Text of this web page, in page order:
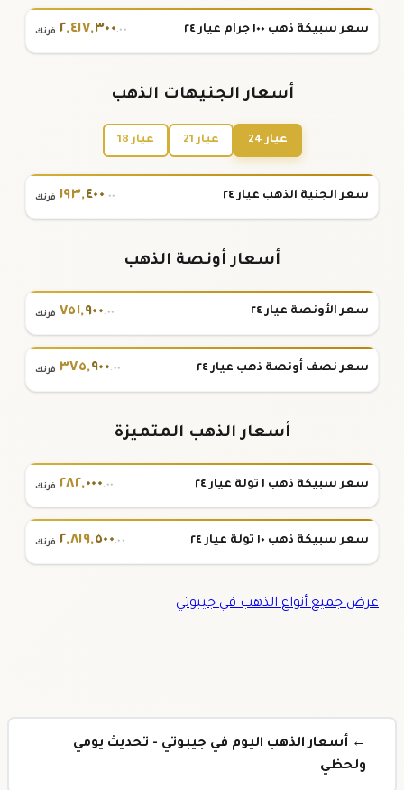
سعر سبيكة ذهب ١٠٠ جرام عيار ٢٤ ٢,٤١٧,٣٠٠.٠٠ فرنك
أسعار الجنيهات الذهب
عيار 24 عيار 21 عيار 18
سعر الجنية الذهب عيار ٢٤ ١٩٣,٤٠٠.٠٠ فرنك
أسعار أونصة الذهب
سعر الأونصة عيار ٢٤ ٧٥١,٩٠٠.٠٠ فرنك
سعر نصف أونصة ذهب عيار ٢٤ ٣٧٥,٩٠٠.٠٠ فرنك
أسعار الذهب المتميزة
سعر سبيكة ذهب ١ تولة عيار ٢٤ ٢٨٢,٠٠٠.٠٠ فرنك
سعر سبيكة ذهب ١٠ تولة عيار ٢٤ ٢,٨١٩,٥٠٠.٠٠ فرنك
عرض جميع أنواع الذهب في جيبوتي
← أسعار الذهب اليوم في جيبوتي - تحديث يومي
ولحظي